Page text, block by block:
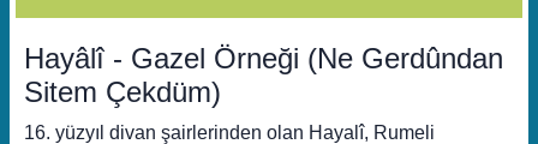
Hayâlî - Gazel Örneği (Ne Gerdûndan
Sitem Çekdüm)
16. yüzyıl divan şairlerinden olan Hayalî, Rumeli